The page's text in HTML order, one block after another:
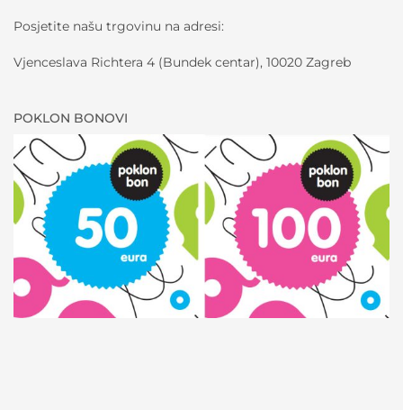
Posjetite našu trgovinu na adresi:
Vjenceslava Richtera 4 (Bundek centar), 10020 Zagreb
POKLON BONOVI